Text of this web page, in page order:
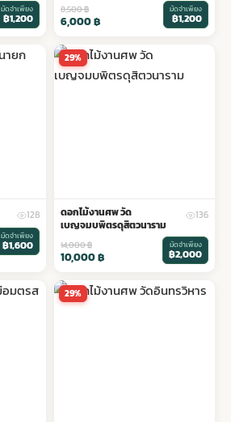
มัดจำเพียง
฿1,200
8,500฿
6,000฿
มัดจำเพียง
฿1,200
128
มัดจำเพียง
฿1,600
29%
ดอกไม้งานศพ วัด
เบญจมบพิตรดุสิตวนาราม
136
14,000฿
10,000฿
มัดจำเพียง
฿2,000
29%